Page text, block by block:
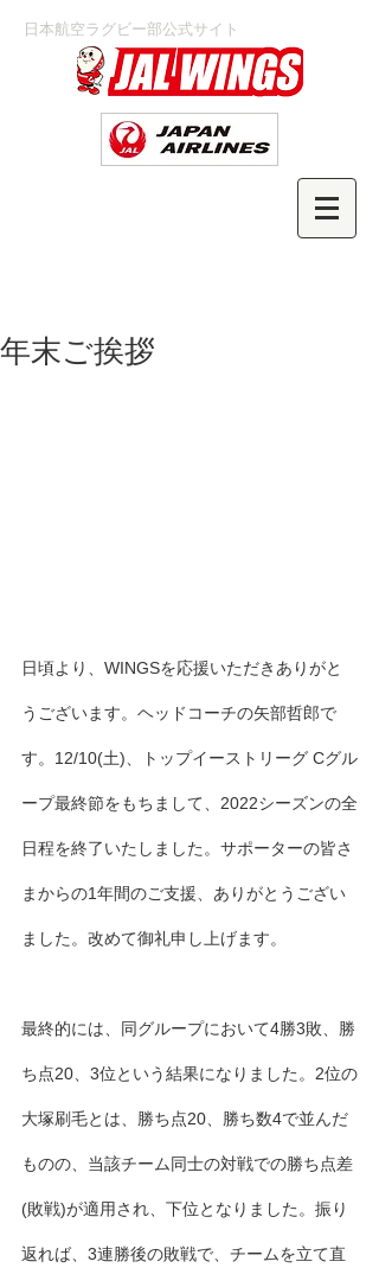
日本航空ラグビー部公式サイト
年末ご挨拶
日頃より、WINGSを応援いただきありがと
うございます。ヘッドコーチの矢部哲郎で
す。12/10(土)、トップイーストリーグ Cグル
ープ最終節をもちまして、2022シーズンの全
日程を終了いたしました。サポーターの皆さ
まからの1年間のご支援、ありがとうござい
ました。改めて御礼申し上げます。
最終的には、同グループにおいて4勝3敗、勝
ち点20、3位という結果になりました。2位の
大塚刷毛とは、勝ち点20、勝ち数4で並んだ
ものの、当該チーム同士の対戦での勝ち点差
(敗戦)が適用され、下位となりました。振り
返れば、3連勝後の敗戦で、チームを立て直